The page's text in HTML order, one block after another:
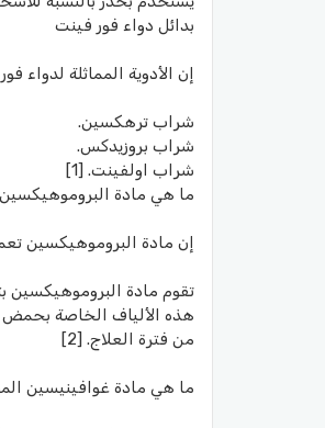
بدائل دواء فور فينت
إن الأدوية المماثلة
شراب ترهكسين.
شراب بروزيدكس.
شراب اولفينت. [1]
ما هي مادة
إن مادة البروموهيكسين
تقوم مادة البروموهيكسين
هذه الألياف الخاصة بحمض
من فترة العلاج. [2]
ما هي مادة غوافينيسين